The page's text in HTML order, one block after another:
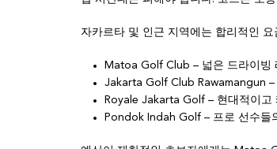
자카르타 및 인근 지역에는 합리적인
Matoa Golf Club – 넓은 드라이빙
Jakarta Golf Club Rawamangun
Royale Jakarta Golf – 현대적이고
Pondok Indah Golf – 프로 선수들